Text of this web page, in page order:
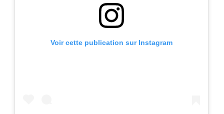
Voir cette publication sur Instagram